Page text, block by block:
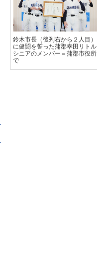
鈴木市長（後列右から２人目）
に健闘を誓った蒲郡幸田リトル
シニアのメンバー＝蒲郡市役所
で